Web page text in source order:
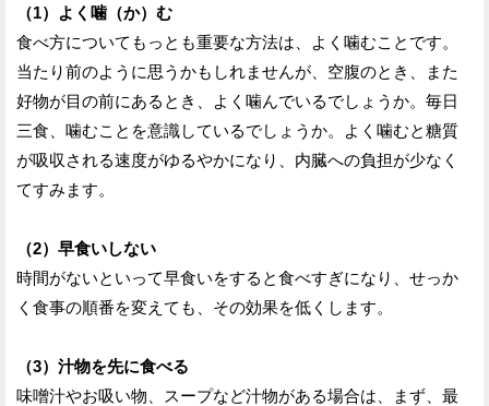
（1）よく噛（か）む
食べ方についてもっとも重要な方法は、よく噛むことです。
当たり前のように思うかもしれませんが、空腹のとき、また
好物が目の前にあるとき、よく噛んでいるでしょうか。毎日
三食、噛むことを意識しているでしょうか。よく噛むと糖質
が吸収される速度がゆるやかになり、内臓への負担が少なく
てすみます。
（2）早食いしない
時間がないといって早食いをすると食べすぎになり、せっか
く食事の順番を変えても、その効果を低くします。
（3）汁物を先に食べる
味噌汁やお吸い物、スープなど汁物がある場合は、まず、最